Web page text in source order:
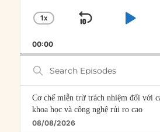
CHANGE
RATE
1X
SKIP
00:00
Search
Episodes
Cơ chế miễn trừ trách nhiệm đối với
khoa học và công nghệ rủi ro cao
08/08/2026